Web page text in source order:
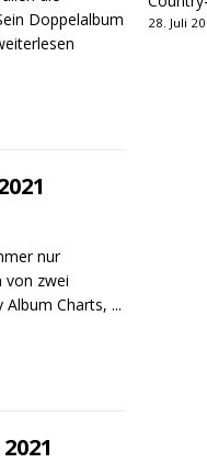
Doppelalbum
nur
von zwei
Album Charts, ...
28. Juli